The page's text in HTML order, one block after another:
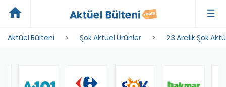
home
Aktüel Bülteni Şok Aktüel Ürünler 23 Aralık Şok